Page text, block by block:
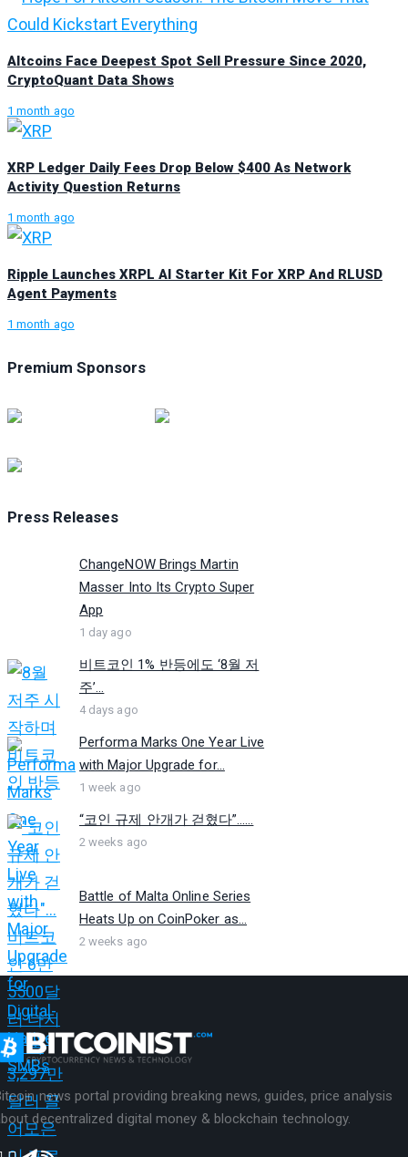
Altcoins Face Deepest Spot Sell Pressure Since 2020,
CryptoQuant Data Shows
1 month ago
XRP Ledger Daily Fees Drop Below $400 As Network
Activity Question Returns
1 month ago
Ripple Launches XRPL AI Starter Kit For XRP And RLUSD
Agent Payments
1 month ago
Premium Sponsors
Press Releases
ChangeNOW Brings Martin
Masser Into Its Crypto Super
App
1 day ago
비트코인 1% 반등에도 ‘8월 저
주’...
4 days ago
Performa Marks One Year Live
with Major Upgrade for...
1 week ago
“코인 규제 안개가 걷혔다”…...
2 weeks ago
Battle of Malta Online Series
Heats Up on CoinPoker as...
2 weeks ago
news portal providing breaking news, guides, price analysis
decentralized digital money & blockchain technology.